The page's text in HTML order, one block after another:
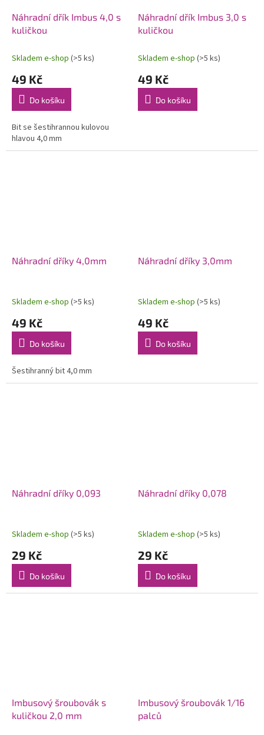
Náhradní dřík Imbus 4,0 s
kuličkou
Skladem e-shop (>5 ks)
49 Kč
Do košíku
Bit se šestihrannou kulovou
hlavou 4,0 mm
Náhradní dřík Imbus 3,0 s
kuličkou
Skladem e-shop (>5 ks)
49 Kč
Do košíku
Náhradní dříky 4,0mm
Skladem e-shop (>5 ks)
49 Kč
Do košíku
Šestihranný bit 4,0 mm
Náhradní dříky 3,0mm
Skladem e-shop (>5 ks)
49 Kč
Do košíku
Náhradní dříky 0,093
Skladem e-shop (>5 ks)
29 Kč
Do košíku
Náhradní dříky 0,078
Skladem e-shop (>5 ks)
29 Kč
Do košíku
Imbusový šroubovák s
kuličkou 2,0 mm
Imbusový šroubovák 1/16
palců